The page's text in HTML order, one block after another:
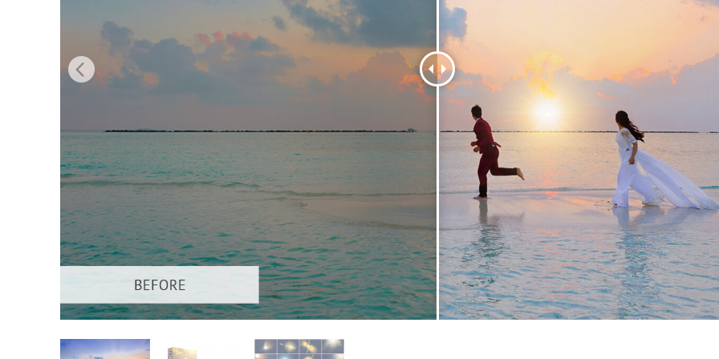
Services de retouche de produits Services de retouche de bijoux Données